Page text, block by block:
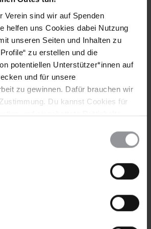
Verein sind wir auf Spenden
helfen uns Cookies dabei Nutzung
unseren Seiten und Inhalten zu
zu erstellen und die
potentiellen Unterstützer*innen auf
und für unsere
zu gewinnen. Dafür brauchen wir
Du kannst Cookies für
und eingebettete Drittinhalte
Banner kannst Du über den Link
& Kulturelle Rechte